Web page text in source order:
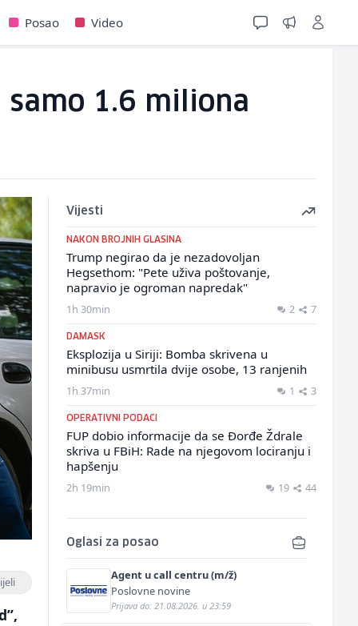
Posao Video
1.6 miliona
Vijesti
NAKON BROJNIH GLASINA
Trump negirao da je nezadovoljan
Hegsethom: "Pete uživa poštovanje,
napravio je ogroman napredak"
1h 30min 2 7
DAMASK
Eksplozija u Siriji: Bomba skrivena u
minibusu usmrtila dvije osobe, 13 ranjenih
1h 37min 1 3
OPERATIVNI PODACI
FUP dobio informacije da se Đorđe Ždrale
skriva u FBiH: Rade na njegovom lociranju i
hapšenju
2h 19min 19 44
Oglasi za posao
Agent u call centru (m/ž)
Poslovne novine
Prijava do: 21.08.2026. u 23:59